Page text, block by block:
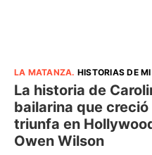
LA MATANZA. HISTORIAS DE
La historia de
bailarina que creció
triunfa en
Owen Wilson